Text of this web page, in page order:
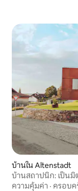
บ้านใน Altenstadt
บ้านสถาปนิก: เป็น
ความคุ้มค่า · ครอบค